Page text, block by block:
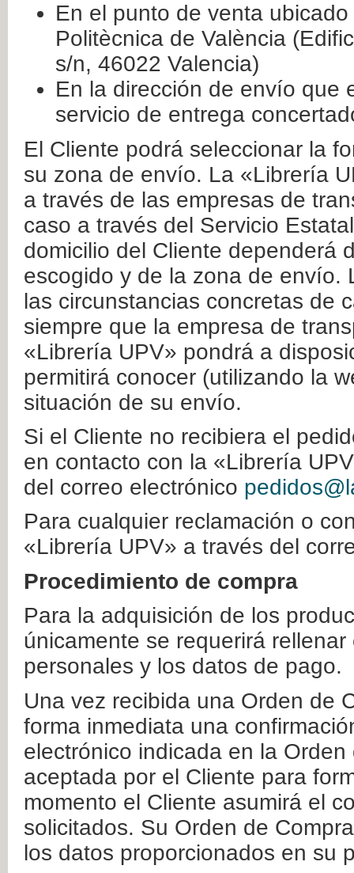
En el punto de venta
Politècnica de València
s/n, 46022 Valencia)
En la dirección de envío que
servicio de entrega
El Cliente podrá seleccionar la
su zona de envío. La «Librería
a través de las empresas de
caso a través del Servicio
domicilio del Cliente dependerá
escogido y de la zona de envío.
las circunstancias concretas de
siempre que la empresa de
«Librería UPV» pondrá a
permitirá conocer (utilizando la
situación de su envío.
Si el Cliente no recibiera el
en contacto con la «Librería
del correo electrónico
Para cualquier reclamación o
«Librería UPV» a través del
Procedimiento de compra
Para la adquisición de los
únicamente se requerirá
personales y los datos de pago.
Una vez recibida una Orden de
forma inmediata una
electrónico indicada en la
aceptada por el Cliente para
momento el Cliente asumirá el
solicitados. Su Orden de
los datos proporcionados en su